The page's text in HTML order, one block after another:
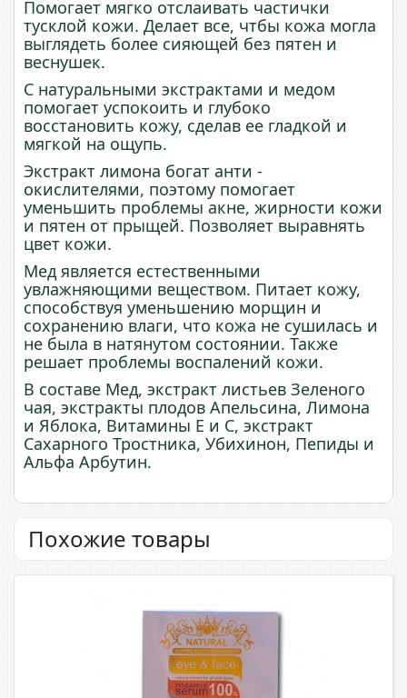
Помогает мягко отслаивать частички
тусклой кожи. Делает все, чтбы кожа могла
выглядеть более сияющей без пятен и
веснушек.
С натуральными экстрактами и медом
помогает успокоить и глубоко
восстановить кожу, сделав ее гладкой и
мягкой на ощупь.
Экстракт лимона богат анти -
окислителями, поэтому помогает
уменьшить проблемы акне, жирности кожи
и пятен от прыщей. Позволяет выравнять
цвет кожи.
Мед является естественными
увлажняющими веществом. Питает кожу,
способствуя уменьшению морщин и
сохранению влаги, что кожа не сушилась и
не была в натянутом состоянии. Также
решает проблемы воспалений кожи.
В составе Мед, экстракт листьев Зеленого
чая, экстракты плодов Апельсина, Лимона
и Яблока, Витамины Е и С, экстракт
Сахарного Тростника, Убихинон, Пепиды и
Альфа Арбутин.
Похожие товары